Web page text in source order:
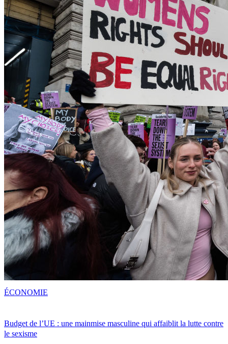
Budget de l’UE : une mainmise masculine qui affaiblit la lutte contre
le sexisme
ÉCONOMIE